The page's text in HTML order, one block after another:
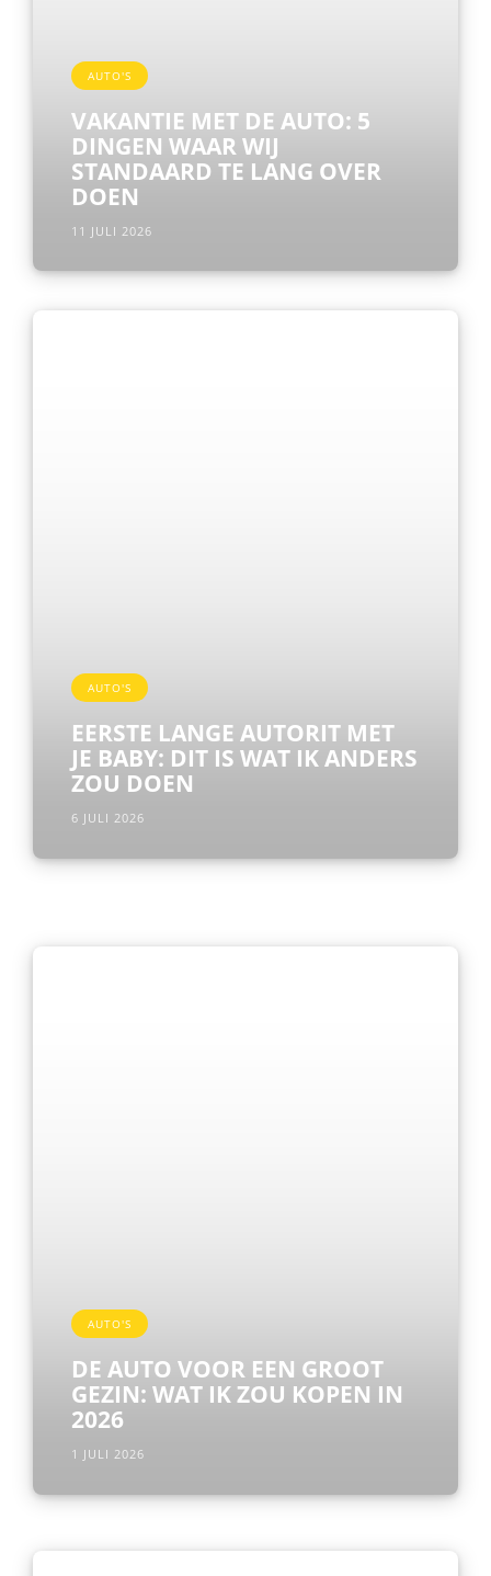
AUTO'S
VAKANTIE MET DE AUTO: 5
DINGEN WAAR WIJ
STANDAARD TE LANG OVER
DOEN
11 JULI 2026
AUTO'S
EERSTE LANGE AUTORIT MET
JE BABY: DIT IS WAT IK ANDERS
ZOU DOEN
6 JULI 2026
AUTO'S
DE AUTO VOOR EEN GROOT
GEZIN: WAT IK ZOU KOPEN IN
2026
1 JULI 2026